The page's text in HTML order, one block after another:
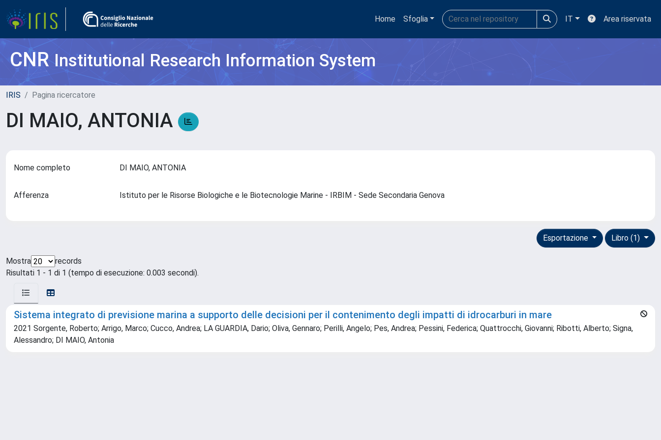
Home Sfoglia IT Area riservata
CNRInstitutional Research Information System
IRIS Pagina ricercatore
DI MAIO, ANTONIA
Nome completo DI MAIO, ANTONIA
Afferenza Istituto per le Risorse Biologiche e le Biotecnologie Marine - IRBIM - Sede Secondaria Genova
Libro (1)
Esportazione
Mostra
records
Risultati 1 - 1 di 1 (tempo di esecuzione: 0.003 secondi).
Sistema integrato di previsione marina a supporto delle decisioni per il contenimento degli impatti di idrocarburi in mare
2021 Sorgente, Roberto; Arrigo, Marco; Cucco, Andrea; LA GUARDIA, Dario; Oliva, Gennaro; Perilli, Angelo; Pes, Andrea; Pessini, Federica; Quattrocchi, Giovanni; Ribotti, Alberto; Signa,
Alessandro; DI MAIO, Antonia